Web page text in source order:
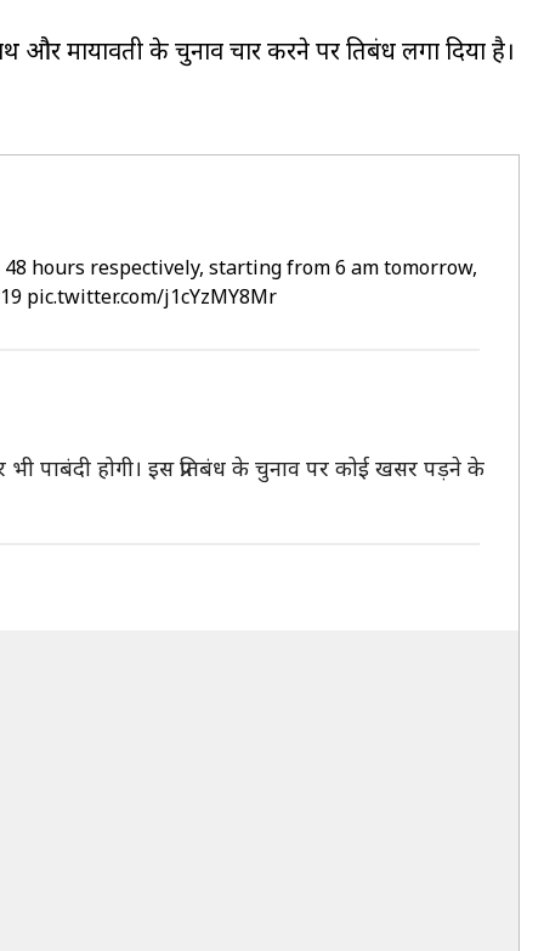
के चुनाव प्रचार करने पर प्रतिबंध लगा दिया है।
hours respectively, starting from 6 am tomorrow,
pic.twitter.com/j1cYzMY8Mr
पाबंदी होगी। इस प्रतिबंध के चुनाव पर कोई खसर पड़ने के